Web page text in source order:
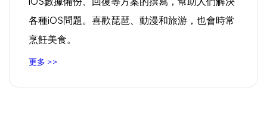
iOS數據備份、回復等方案的撰寫，幫助人們解決
各種iOS問題。喜歡琵琶、動漫和旅游，也會時常
烹飪美食。
更多 >>